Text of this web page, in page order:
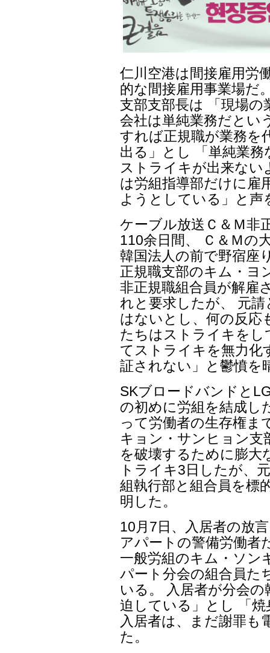
仁川空港は間接雇用労
的な間接雇用事業場だ
支部支部長は 「現場
会社は単純業務だとい
すれば正規職が業務を
出る」とし 「単純業
ストライキが出来ない
は労組指導部だけに雇
ようとしている」と声
ケーブル放送Ｃ＆Ｍ非
110余日間、 Ｃ＆Ｍの
韓国法人の前で野宿座
正規職支部のキム・ヨ
非正規職組合員が解雇
れと要求したが、 元
はないとし、何の反応
たちはストライキをし
てストライキを無力化
証されない」と鬱憤を
SKブロードバンドと
の初めに労組を結成し
って労働者の生存権ま
キョン・サンヒョン支
を破壊するために膨大
トライキ3日したが、
組執行部と組合員を標
明した。
10月7日、入居者の放
アパートの警備労働者
一般労組のキム・ソン
パート分会の組合員た
いる。 入居者が分会
迫している」とし 「
入居者は、まだ謝罪も
た。